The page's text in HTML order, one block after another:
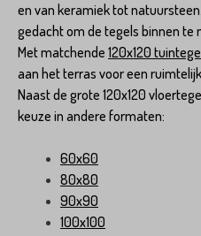
en van keramiek tot
gedacht om de tegels binnen te
Met matchende 120x120
aan het terras voor een
Naast de grote 120x120
keuze in andere formaten:
60x60
80x80
90x90
100x100